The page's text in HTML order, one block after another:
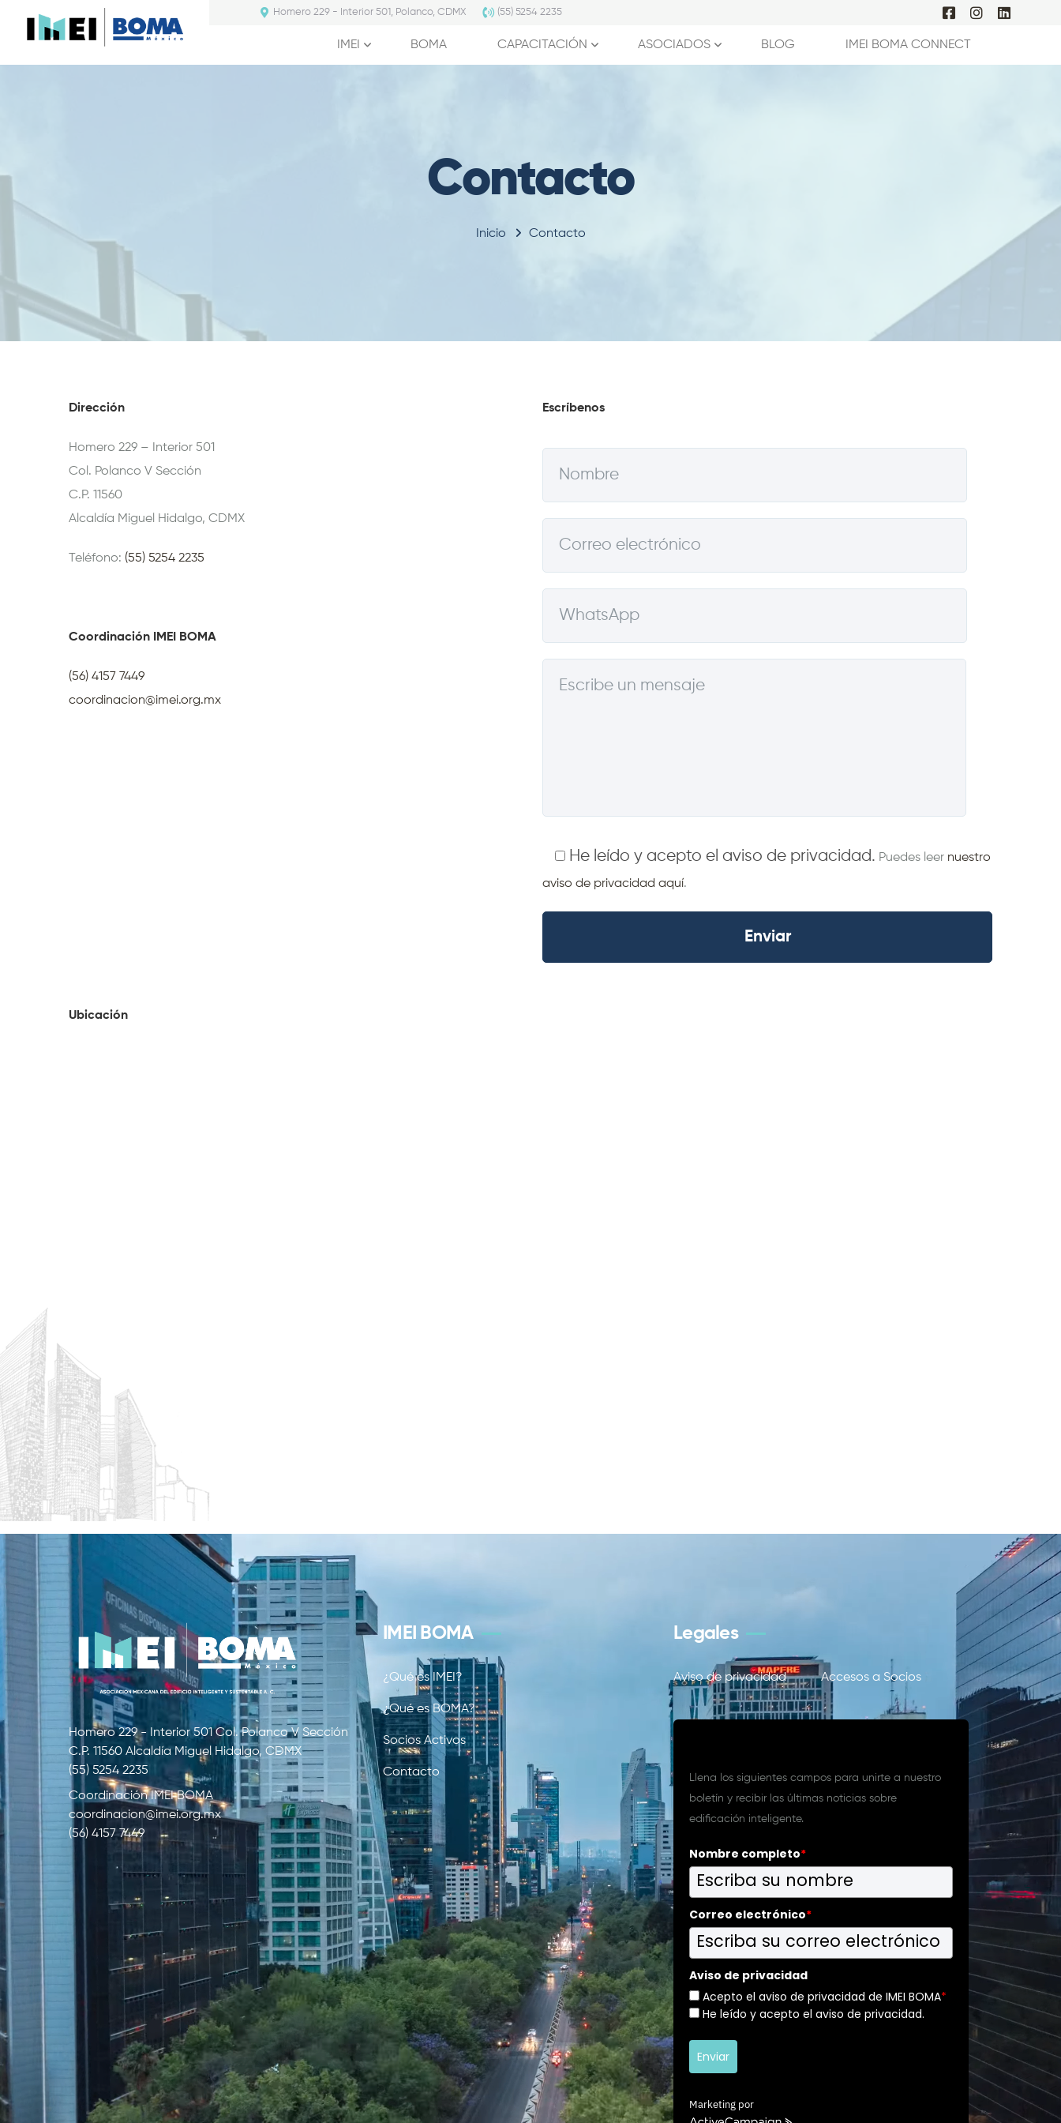
Homero 229 - Interior 501, Polanco, CDMX (55) 5254 2235
IMEI BOMA CAPACITACIÓN ASOCIADOS BLOG IMEI BOMA CONNECT
Contacto
Inicio Contacto
Dirección
Homero 229 – Interior 501
Col. Polanco V Sección
C.P. 11560
Alcaldía Miguel Hidalgo, CDMX
Teléfono: (55) 5254 2235
Coordinación IMEI BOMA
(56) 4157 7449
coordinacion@imei.org.mx
Escríbenos
He leído y acepto el aviso de privacidad. Puedes leer nuestro
aviso de privacidad aquí.
Ubicación
Homero 229 - Interior 501 Col. Polanco V Sección
C.P. 11560 Alcaldía Miguel Hidalgo, CDMX
(55) 5254 2235
Coordinación IMEI BOMA
coordinacion@imei.org.mx
(56) 4157 7449
IMEI BOMA
¿Qué es IMEI?
¿Qué es BOMA?
Socios Activos
Contacto
Legales
Aviso de privacidad Accesos a Socios
Llena los siguientes campos para unirte a nuestro
boletín y recibir las últimas noticias sobre
edificación inteligente.
Nombre completo*
Correo electrónico*
Aviso de privacidad
Acepto el aviso de privacidad de IMEI BOMA*
He leído y acepto el aviso de privacidad.
Enviar
Marketing por